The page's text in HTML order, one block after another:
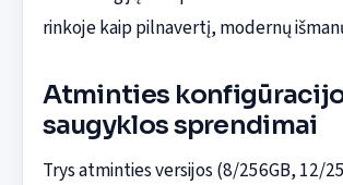
rinkoje kaip pilnavertį, modernų
Atminties
saugyklos sprendimai
Trys atminties versijos (8/256GB, 12/